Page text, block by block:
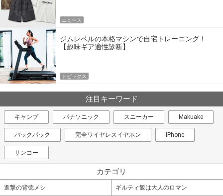
ニュース
ジムレベルの本格マシンで自宅トレーニング！
【趣味ギア適性診断】
トピックス
注目キーワード
キャンプ パナソニック スニーカー Makuake
バックパック 完全ワイヤレスイヤホン iPhone
サンコー
カテゴリ
進撃の背徳メシ ギルティ飯は大人のロマン